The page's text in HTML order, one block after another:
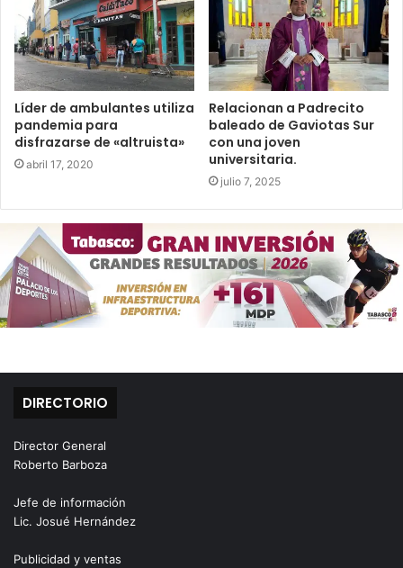
Líder de ambulantes utiliza
pandemia para
disfrazarse de «altruista»
abril 17, 2020
Relacionan a Padrecito
baleado de Gaviotas Sur
con una joven
universitaria.
julio 7, 2025
DIRECTORIO
Director General
Roberto Barboza
Jefe de información
Lic. Josué Hernández
Publicidad y ventas